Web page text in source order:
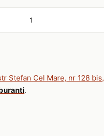
1
Stefan Cel Mare, nr 128 bis,
.